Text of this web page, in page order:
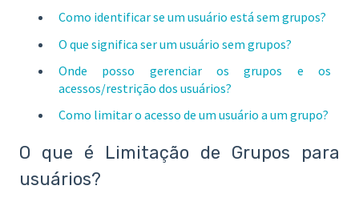
Como identificar se um usuário está sem grupos?
O que significa ser um usuário sem grupos?
Onde posso gerenciar os grupos e os
acessos/restrição dos usuários?
Como limitar o acesso de um usuário a um grupo?
O que é Limitação de Grupos para
usuários?